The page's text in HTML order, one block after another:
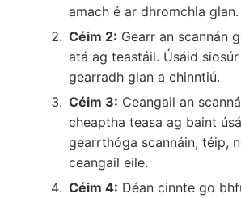
amach é ar dhromchla glan.
Céim 2: Gearr an scannán
atá ag teastáil. Úsáid
gearradh glan a chinntiú.
Céim 3: Ceangail an
cheaptha teasa ag baint
gearrthóga scannáin, téip,
ceangail eile.
Céim 4: Déan cinnte go